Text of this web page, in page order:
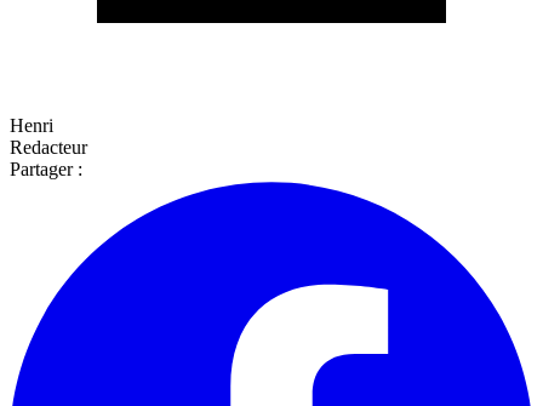
Henri
Redacteur
Partager :